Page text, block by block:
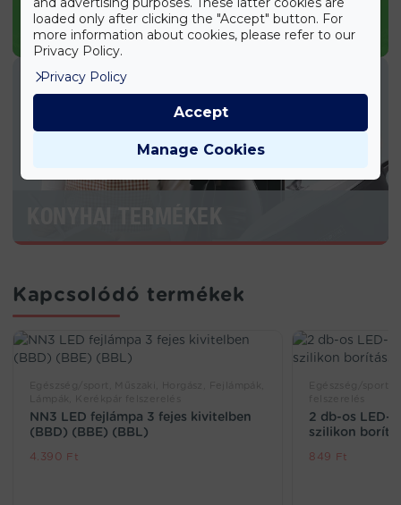
KERTI TERMÉKEK
Kapcsolódó termékek
NN3 LED fejlámpa 3 fejes kivitelben
(BBD) (BBE) (BBL)
4.390 Ft
2 db-os LED-
szilikon
849 Ft
loaded only after clicking the "Accept" button. For
more information about cookies, please refer to our
Privacy Policy.
Privacy Policy
Manage Cookies
Accept